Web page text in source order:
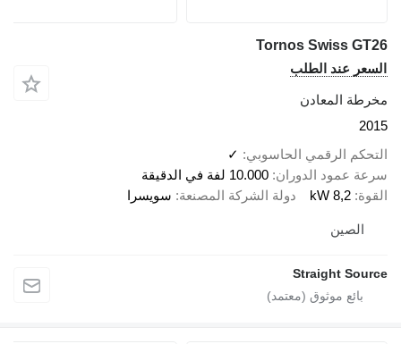
Tornos Swiss GT26
السعر عند الطلب
مخرطة المعادن
2015
التحكم الرقمي الحاسوبي
✓
سرعة عمود الدوران 10.000 لفة في الدقيقة
القوة 8,2 kW دولة الشركة المصنعة سويسرا
الصين
Straight Source